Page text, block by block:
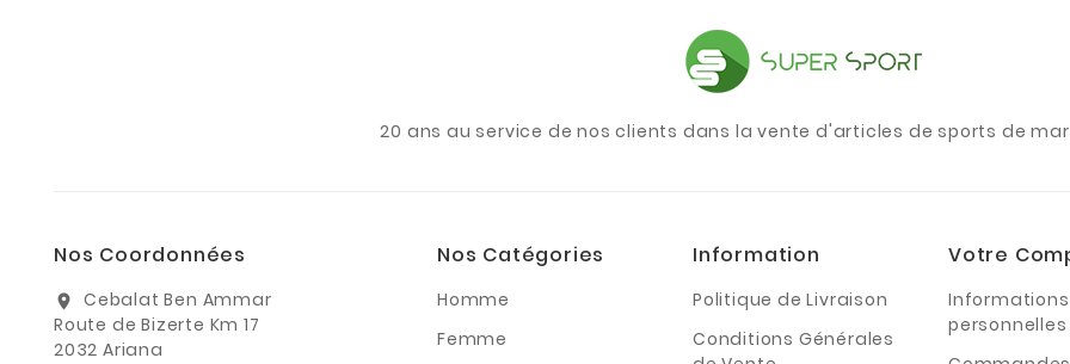
20 ans au service de nos clients dans la vente d'articles de sports de
Nos Coordonnées
location_on
Cebalat Ben Ammar
Route de Bizerte Km 17
2032 Ariana
Nos Catégories
Homme
Femme
Information
Politique de Livraison
Conditions Générales
Votre
Informations
personnelles